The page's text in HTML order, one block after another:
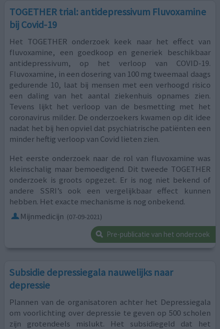
TOGETHER trial: antidepressivum Fluvoxamine
bij Covid-19
Het TOGETHER onderzoek keek naar het effect van
fluvoxamine, een goedkoop en generiek beschikbaar
antidepressivum, op het verloop van COVID-19.
Fluvoxamine, in een dosering van 100 mg tweemaal daags
gedurende 10, laat bij mensen met een verhoogd risico
een daling van het aantal ziekenhuis opnames zien.
Tevens lijkt het verloop van de besmetting met het
coronavirus milder. De onderzoekers kwamen op dit idee
nadat het bij hen opviel dat psychiatrische patiënten een
minder heftig verloop van Covid lieten zien.
Het eerste onderzoek naar de rol van fluvoxamine was
kleinschalig maar bemoedigend. Dit tweede TOGETHER
onderzoek is groots opgezet. Er is nog niet bekend of
andere SSRI’s ook een vergelijkbaar effect kunnen
hebben. Het exacte mechanisme is nog onbekend.
Mijnmedicijn (07-09-2021)
Pre-publicatie van het onderzoek
Subsidie depressiegala nauwelijks naar
depressie
Plannen van de organisatoren achter het Depressiegala
om voorlichting over depressie te geven op 500 scholen
zijn grotendeels mislukt. Het subsidiegeld dat het